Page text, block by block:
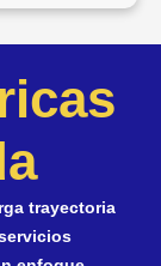
trayectoria